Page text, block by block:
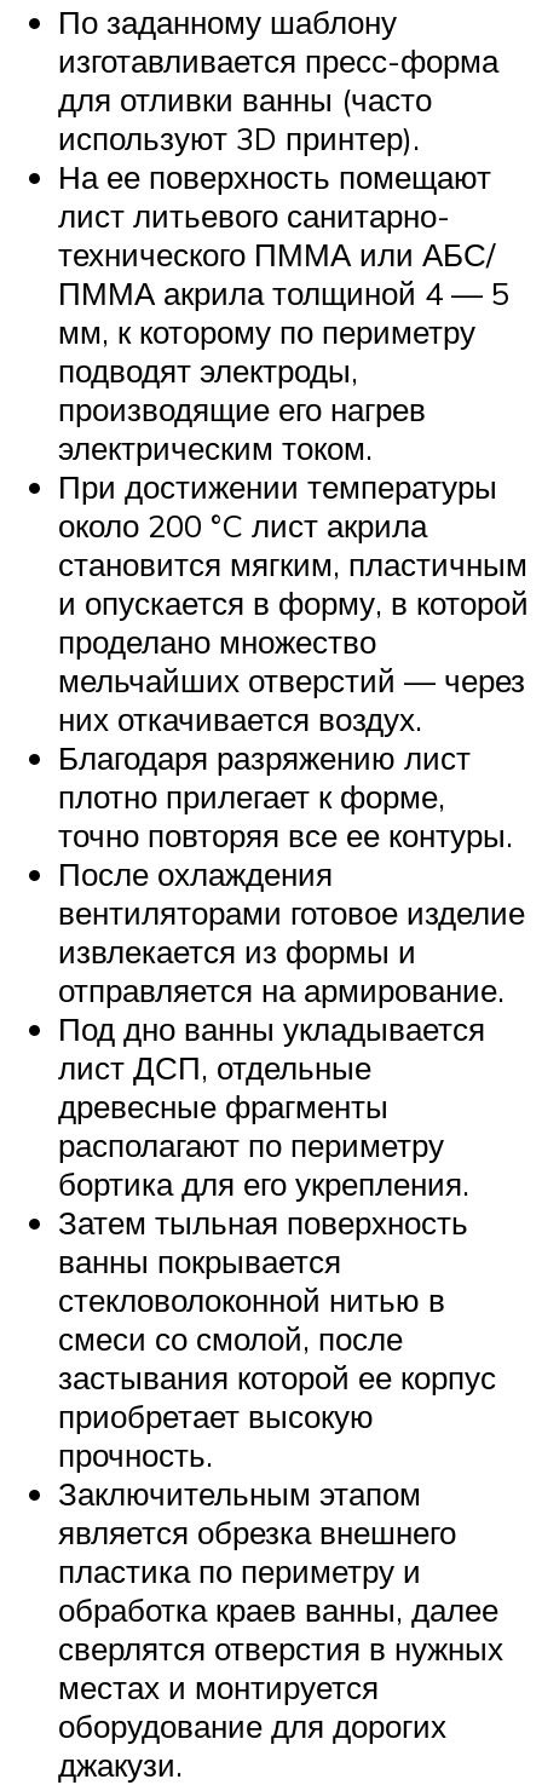
По заданному шаблону
изготавливается пресс-форма
для отливки ванны (часто
используют 3D принтер).
На ее поверхность помещают
лист литьевого санитарно-
технического ПММА или АБС/
ПММА акрила толщиной 4 — 5
мм, к которому по периметру
подводят электроды,
производящие его нагрев
электрическим током.
При достижении температуры
около 200 °C лист акрила
становится мягким, пластичным
и опускается в форму, в которой
проделано множество
мельчайших отверстий — через
них откачивается воздух.
Благодаря разряжению лист
плотно прилегает к форме,
точно повторяя все ее контуры.
После охлаждения
вентиляторами готовое изделие
извлекается из формы и
отправляется на армирование.
Под дно ванны укладывается
лист ДСП, отдельные
древесные фрагменты
располагают по периметру
бортика для его укрепления.
Затем тыльная поверхность
ванны покрывается
стекловолоконной нитью в
смеси со смолой, после
застывания которой ее корпус
приобретает высокую
прочность.
Заключительным этапом
является обрезка внешнего
пластика по периметру и
обработка краев ванны, далее
сверлятся отверстия в нужных
местах и монтируется
оборудование для дорогих
джакузи.